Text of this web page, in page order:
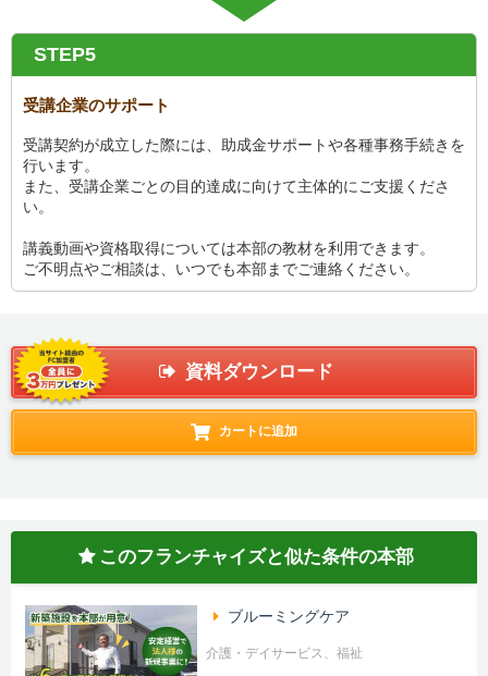
STEP5
受講企業のサポート
受講契約が成立した際には、助成金サポートや各種事務手続きを
行います。
また、受講企業ごとの目的達成に向けて主体的にご支援くださ
い。
講義動画や資格取得については本部の教材を利用できます。
ご不明点やご相談は、いつでも本部までご連絡ください。
資料ダウンロード
カートに追加
このフランチャイズと似た条件の本部
ブルーミングケア
介護・デイサービス、福祉